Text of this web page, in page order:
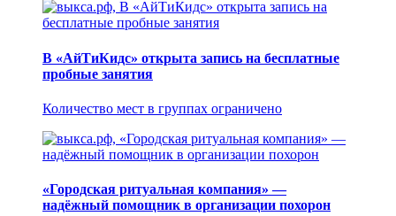
В «АйТиКидс» открыта запись на бесплатные
пробные занятия
Количество мест в группах ограничено
«Городская ритуальная компания» —
надёжный помощник в организации похорон